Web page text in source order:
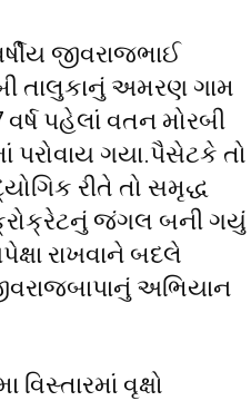
જીવરાજભાઈ
તાલુકાનું અમરણ ગામ
વર્ષ પહેલાં વતન મોરબી
પરોવાય ગયા.પૈસેટકે તો
રીતે તો સમૃદ્ધ
ક્રોક્રેટનું જંગલ બની ગયું
રાખવાને બદલે
અભિયાન
વૃક્ષો